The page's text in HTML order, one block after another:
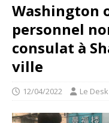
Washington
personnel
consulat à
ville
12/04/2022 Le